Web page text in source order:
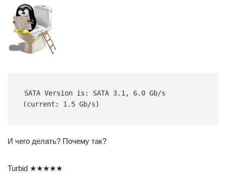
SATA Version is: SATA 3.1, 6.0 Gb/s
(current: 1.5 Gb/s)
И чего делать? Почему так?
Turbid ★★★★★